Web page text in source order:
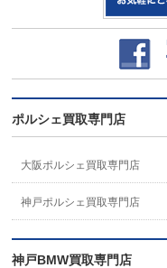
ポルシェ買取専門店
大阪ポルシェ買取専門店
神戸ポルシェ買取専門店
神戸BMW買取専門店